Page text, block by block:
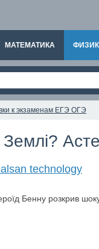
МАТЕМАТИКА
к экзаменам ЕГЭ ОГЭ
technology